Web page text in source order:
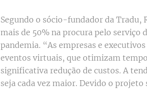
Segundo o sócio-fundador da Tradu,
mais de 50% na procura pelo serviço
pandemia. “As empresas e
eventos virtuais, que otimizam
significativa redução de custos. A
seja cada vez maior. Devido o